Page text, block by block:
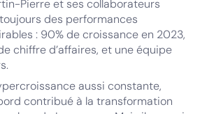
Pierre et ses collaborateurs
des performances
: 90% de croissance en 2023,
chiffre d’affaires, et une équipe
aussi constante,
contribué à la transformation